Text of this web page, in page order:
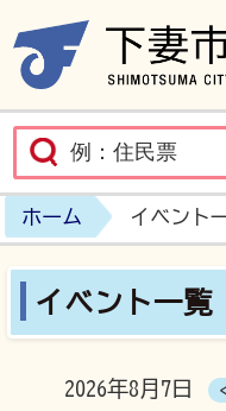
ホーム イベント
イベント一覧
2026年8月7日